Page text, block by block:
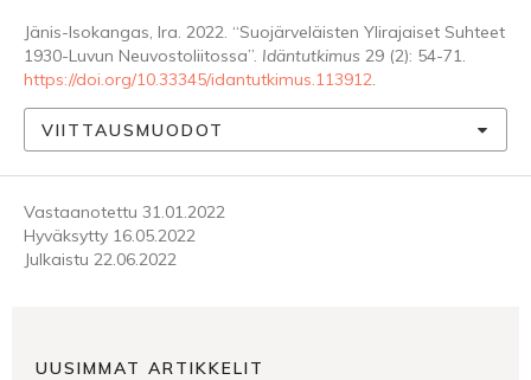
Jänis-Isokangas, Ira. 2022. “Suojärveläisten Ylirajaiset Suhteet
1930-Luvun Neuvostoliitossa”. Idäntutkimus 29 (2): 54-71.
https://doi.org/10.33345/idantutkimus.113912.
VIITTAUSMUODOT
Vastaanotettu 31.01.2022
Hyväksytty 16.05.2022
Julkaistu 22.06.2022
UUSIMMAT ARTIKKELIT